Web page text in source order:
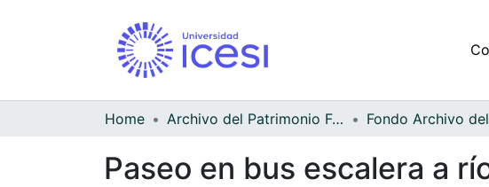
Home Archivo del Patrimonio Fotográfico y Fílmico del Valle del Cauca
Paseo en bus escalera a